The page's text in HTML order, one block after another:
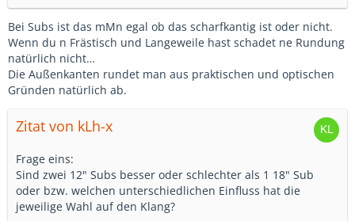
Bei Subs ist das mMn egal ob das scharfkantig ist oder nicht.
Wenn du n Frästisch und Langeweile hast schadet ne Rundung
natürlich nicht…
Die Außenkanten rundet man aus praktischen und optischen
Gründen natürlich ab.
Zitat von kLh-x
Frage eins:
Sind zwei 12" Subs besser oder schlechter als 1 18" Sub
oder bzw. welchen unterschiedlichen Einfluss hat die
jeweilige Wahl auf den Klang?